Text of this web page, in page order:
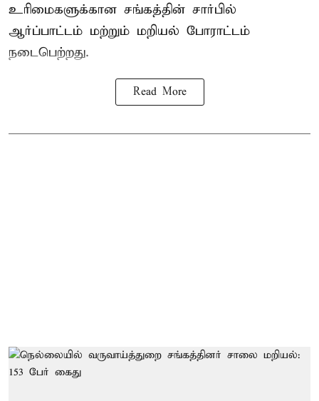
உரிமைகளுக்கான சங்கத்தின் சார்பில்
ஆர்ப்பாட்டம் மற்றும் மறியல் போராட்டம்
நடைபெற்றது.
Read More